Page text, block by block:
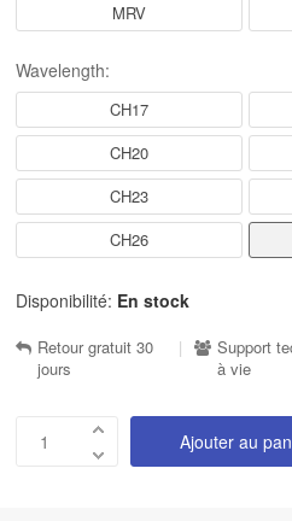
MRV
Wavelength:
CH17
CH20
CH23
CH26
Disponibilité: En stock
Retour gratuit 30
jours
|
Support
à vie
Ajouter au